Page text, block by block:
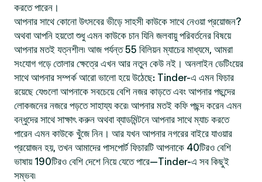
করতে পারেন।
আপনার সাথে কোনো উৎসবের ভীড়ে সাহসী কাউকে সাথে নেওয়া প্রয়োজন?
অথবা আপনি হয়তো শুধু এমন কাউকে চান যিনি জলবায়ু পরিবর্তনের বিষয়ে
আপনার মতই যত্নশীল৷ আজ পর্যন্ত 55 বিলিয়ন ম্যাচের মাধ্যমে, আমরা
সংযোগ গড়ে তোলার ক্ষেত্রে এখন আর নতুন কেউ নই। অনলাইন ডেটিংয়ের
সাথে আপনার সম্পর্ক আরো ভালো হয়ে উঠেছে: Tinder-এ এমন ফিচার
রয়েছে যেগুলো আপনাকে সবচেয়ে বেশি নজর কাড়তে এবং আপনার পছন্দের
লোকজনের নজরে পড়তে সাহায্য করে৷ আপনার মতই কফি পছন্দ করেন এমন
বন্ধুদের সাথে সাক্ষাৎ করুন অথবা ব্যাডমিন্টনে আপনার সাথে ম্যাচ করতে
পারেন এমন কাউকে খুঁজে নিন। আর যখন আপনার নগরের বাইরে যাওয়ার
প্রয়োজন হয়, তখন আমাদের পাসপোর্ট ফিচারটি আপনাকে 40টিরও বেশি
ভাষায় 190টিরও বেশি দেশে নিয়ে যেতে পারে—Tinder-এ সব কিছুই
সম্ভব৷